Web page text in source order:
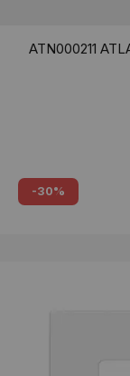
ATN000211
-30%